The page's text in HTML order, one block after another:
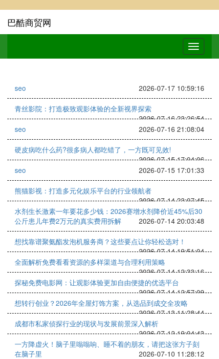
巴酷商贸网
seo 2026-07-17 10:59:16
青丝影院：打造极致观影体验的全新视界探索
2026-07-16 23:26:54
seo
2026-07-16 21:08:04
硬皮病吃什么药?很多病人都吃错了，一方既可见效!
2026-07-15 17:04:06
seo
2026-07-15 17:01:33
熊猫影视：打造多元化娱乐平台的行业领航者
2026-07-14 23:07:45
水剂生长激素一年要花多少钱：2026赛增水剂降价近45%后30
公斤患儿年费2万元的真实费用拆解
2026-07-14 20:03:48
想找靠谱聚氨酯发泡机服务商？这些要点让你轻松选对！
2026-07-14 19:51:04
全面解析免费看看资源的多样渠道与合理利用策略
2026-07-14 12:33:16
探秘免费电影网：让观影体验更加自由便捷的优选平台
2026-07-14 12:57:09
想转行创业？2026年全屋灯饰方案，从选品到成交全攻略
2026-07-13 11:28:44
成都市私家侦探行业的现状与发展前景深入解析
2026-07-12 19:04:43
一方降虚火！脑子里嗡嗡响、睡不着的朋友，请把这张方子刻
在脑子里
2026-07-10 11:28:12